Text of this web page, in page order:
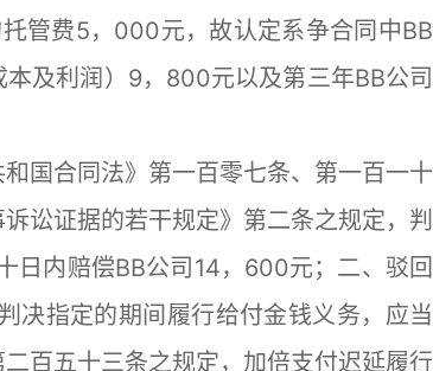
管费5，000元，故认定系争合同中BB
及利润）9，800元以及第三年BB公司
合同法》第一百零七条、第一百一十
讼证据的若干规定》第二条之规定，判
日内赔偿BB公司14，600元；二、驳回
决指定的期间履行给付金钱义务，应当
百五十三条之规定，加倍支付迟延履行